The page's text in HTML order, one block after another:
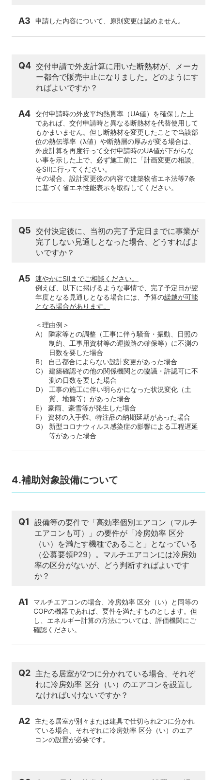
A3 申請した内容について、原則変更は認めません。
Q4 交付申請で外皮計算に用いた断熱材が、メーカ
ー都合で販売中止になりました。どのようにす
ればよいですか？
A4 交付申請時の外皮平均熱貫率（UA値）を確保した上
であれば、交付申請時と異なる断熱材を代替使用して
もかまいません。但し断熱材を変更したことで当該部
位の熱伝導率（λ値）や断熱層の厚みが変る場合は、
外皮計算を再度行って交付申請時のUA値が下がらな
い事を示した上で、必ず施工前に「計画変更の相談」
をSIIに行ってください。
その場合、設計変更後の内容で建築物省エネ法等7条
に基づく省エネ性能表示を取得してください。
Q5 交付決定後に、当初の完了予定日までに事業が
完了しない見通しとなった場合、どうすればよ
いですか？
A5
速やかにSIIまでご相談ください。
例えば、以下に掲げるような事情で、完了予定日が翌
年度となる見通しとなる場合には、予算の繰越が可能
となる場合があります。
＜理由例＞
A） 隣家等との調整（工事に伴う騒音・振動、日照の
制約、工事用資材等の運搬路の確保等）に不測の
日数を要した場合
B） 自己都合によらない設計変更があった場合
C） 建築確認その他の関係機関との協議・許認可に不
測の日数を要した場合
D） 工事の施工に伴い明らかになった状況変化（土
質、地盤等）があった場合
E） 豪雨、豪雪等が発生した場合
F） 資材の入手難、特注品の納期延期があった場合
G） 新型コロナウィルス感染症の影響による工程遅延
等があった場合
4.補助対象設備について
Q1 設備等の要件で「高効率個別エアコン（マルチ
エアコンも可）」の要件が「冷房効率 区分
（い）を満たす機種であること」となっている
（公募要領P29）。マルチエアコンには冷房効
率の区分がないが、どう判断すればよいです
か？
A1
マルチエアコンの場合、冷房効率 区分（い）と同等の
COPの機器であれば、要件を満たすものとします。但
し、エネルギー計算の方法については、評価機関にご
確認ください。
Q2 主たる居室が2つに分かれている場合、それぞ
れに冷房効率 区分（い）のエアコンを設置し
なければいけないですか？
A2
主たる居室が別々または建具で仕切られ2つに分かれ
ている場合、それぞれに冷房効率 区分（い）のエア
コンの設置が必要です。